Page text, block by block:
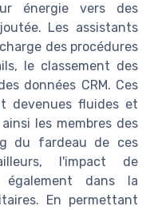
énergie vers des
Les assistants
des procédures
le classement des
données CRM. Ces
devenues fluides et
les membres des
du fardeau de ces
l'impact de
également dans la
En permettant